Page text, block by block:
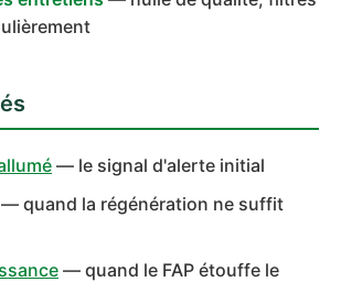
— le signal d'alerte initial
— quand la régénération ne suffit
— quand le FAP étouffe le